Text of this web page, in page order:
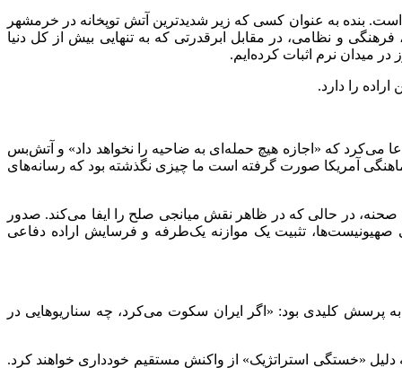
است. بنده به عنوان کسی که زیر شدیدترین آتش توپخانه در خرمشهر
و نظامی، در مقابل ابرقدرتی که به تنهایی بیش از کل دنیا
میدان نرم اثبات کرده‌ایم.
را دارد.
می‌کرد که «اجازه هیچ حمله‌ای به ضاحیه را نخواهد داد» و آتش‌بس
آمریکا صورت گرفته است ما چیزی نگذشته بود که رسانه‌های
در حالی که در ظاهر نقش میانجی صلح را ایفا می‌کند. صدور
صهیونیست‌ها، تثبیت یک موازنه یک‌طرفه و فرسایش اراده دفاعی
جامد در حدوت ساعت ۸ صبح امروز دقیقاً پاسخی منطقی به پرسش کلیدی بود: «اگر ایران سکوت می‌کرد، چه سناریوهایی در
دلیل «خستگی استراتژیک» از واکنش مستقیم خودداری خواهند کرد.